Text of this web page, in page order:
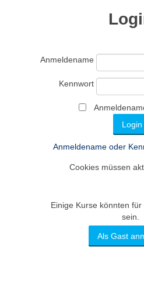
Anmeldename
Kennwort
Anmeldename oder
Cookies müssen
Einige Kurse könnten
sein.